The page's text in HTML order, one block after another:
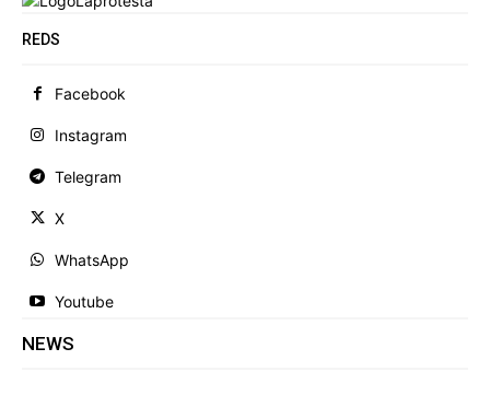
REDS
Facebook
Instagram
Telegram
X
WhatsApp
Youtube
NEWS